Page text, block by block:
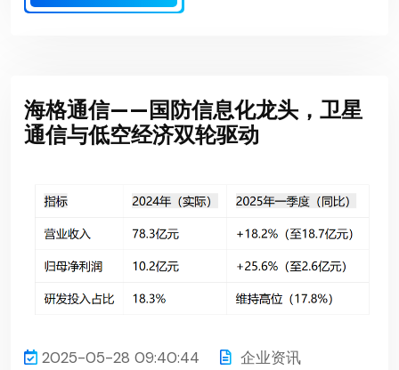
海格通信——国防信息化龙头，卫星
通信与低空经济双轮驱动
2025-05-28 09:40:44
企业资讯